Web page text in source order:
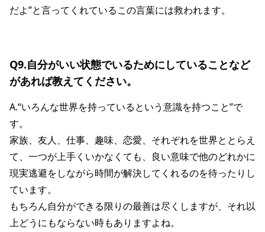
だよ”と言ってくれているこの言葉には救われます。
Q9.自分がいい状態でいるためにしていることなど
があれば教えてください。
A.“いろんな世界を持っているという意識を持つこと”で
す。
家族、友人、仕事、趣味、恋愛、それぞれを世界ととらえ
て、一つが上手くいかなくても、良い意味で他のどれかに
現実逃避をしながら時間が解決してくれるのを待ったりし
ています。
もちろん自分ができる限りの最善は尽くしますが、それ以
上どうにもならない時もありますよね。